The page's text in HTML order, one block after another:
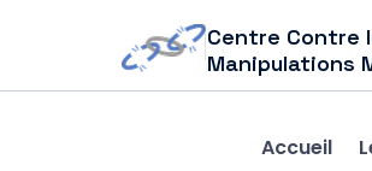
Centre Contre
Manipulations
Accueil